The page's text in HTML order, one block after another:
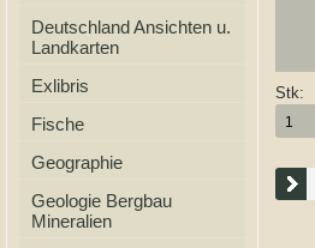
Deutschland Ansichten u.
Landkarten
Exlibris
Fische
Geographie
Geologie Bergbau
Mineralien
Stk: